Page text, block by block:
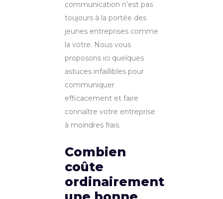
communication n’est pas
toujours à la portée des
jeunes entreprises comme
la votre. Nous vous
proposons ici quelques
astuces infaillibles pour
communiquer
efficacement et faire
connaître votre entreprise
à moindres frais.
Combien
coûte
ordinairement